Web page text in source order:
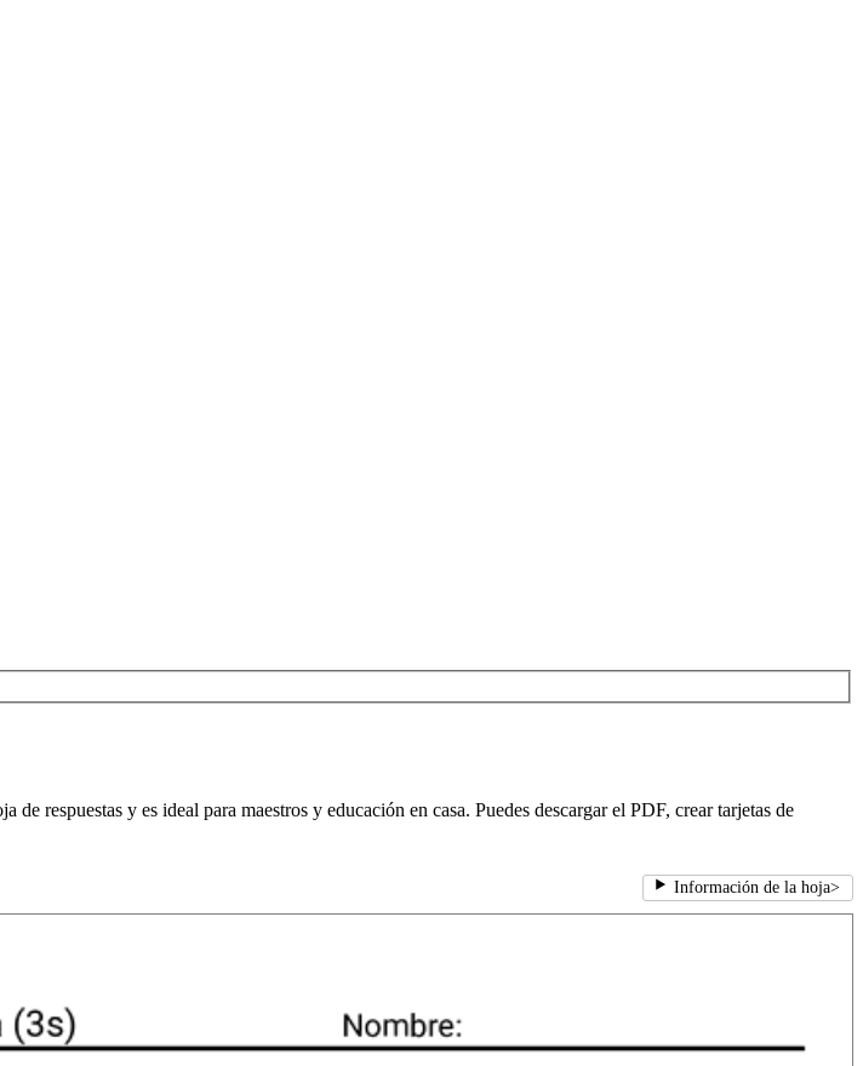
respuestas y es ideal para maestros y educación en casa. Puedes descargar el PDF, crear tarjetas de
Información de la hoja>